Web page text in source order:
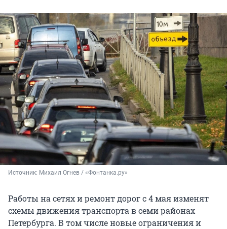
Источник: Михаил Огнев / «Фонтанка.ру»
Работы на сетях и ремонт дорог с 4 мая изменят
схемы движения транспорта в семи районах
Петербурга. В том числе новые ограничения и